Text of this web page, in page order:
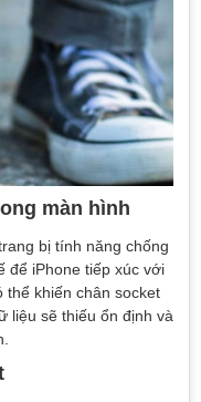
màn hình
bị tính năng chống
để iPhone tiếp xúc với
khiến chân socket
liệu sẽ thiếu ổn định và